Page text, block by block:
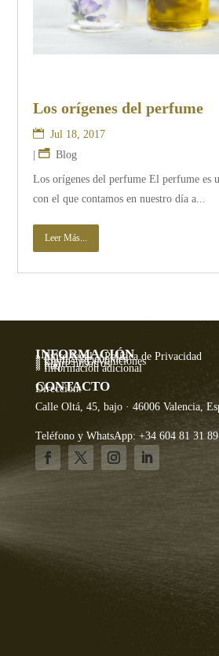
Los orígenes del perfume
Jul 18, 2017
|
Blog
Los orígenes del perfume El perfume es
con el que contamos en nuestro día a...
Leer Más...
INFORMACIÓN
» Aviso legal y Política de Privacidad
» Política de cookies
» Envíos y Devoluciones
» Sobre nosotros
» Faq
» Información adicional
CONTACTO
Dirección:
Calle Oltá, 45, bajo · 46006 Valencia,
Teléfono y WhatsApp: +34 604 81 31 89